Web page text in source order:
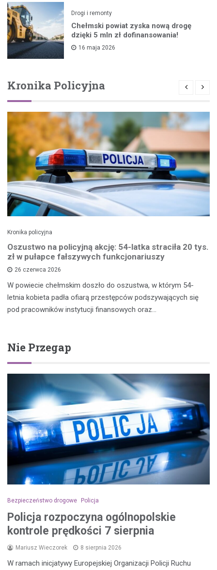
Drogi i remonty
Chełmski powiat zyska nową drogę
dzięki 5 mln zł dofinansowania!
16 maja 2026
Kronika Policyjna
Kronika policyjna
Oszustwo na policyjną akcję: 54-latka straciła 20 tys.
zł w pułapce fałszywych funkcjonariuszy
26 czerwca 2026
W powiecie chełmskim doszło do oszustwa, w którym 54-
letnia kobieta padła ofiarą przestępców podszywających się
pod pracowników instytucji finansowych oraz…
Nie Przegap
Bezpieczeństwo drogowe Policja
Policja rozpoczyna ogólnopolskie
kontrole prędkości 7 sierpnia
Mariusz Wieczorek 8 sierpnia 2026
W ramach inicjatywy Europejskiej Organizacji Policji Ruchu